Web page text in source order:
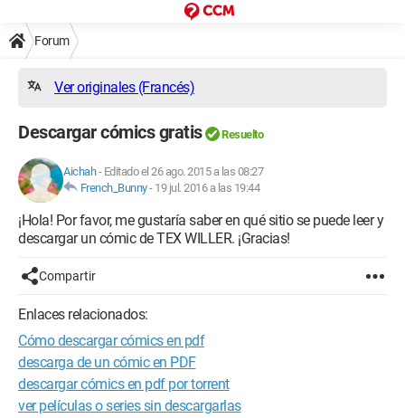
Forum
Ver originales (Francés)
Descargar cómics gratis Resuelto
Aichah- Editado el 26 ago. 2015 a las 08:27
French_Bunny- 19 jul. 2016 a las 19:44
¡Hola! Por favor, me gustaría saber en qué sitio se puede leer y
descargar un cómic de TEX WILLER. ¡Gracias!
Compartir
Enlaces relacionados:
Cómo descargar cómics en pdf
descarga de un cómic en PDF
descargar cómics en pdf por torrent
ver películas o series sin descargarlas